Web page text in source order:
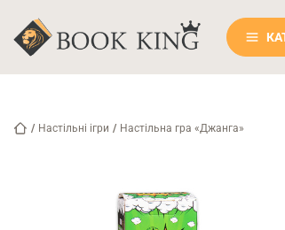
/ Настільні ігри / Настільна гра «Джанга»